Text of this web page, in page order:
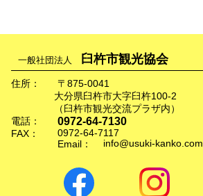
一般社団法人 臼杵市観光協会
住所：
〒875-0041
大分県臼杵市大字臼杵100-2
（臼杵市観光交流プラザ内）
電話：
0972-64-7130
FAX：
0972-64-7117
Email：
info@usuki-kanko.com